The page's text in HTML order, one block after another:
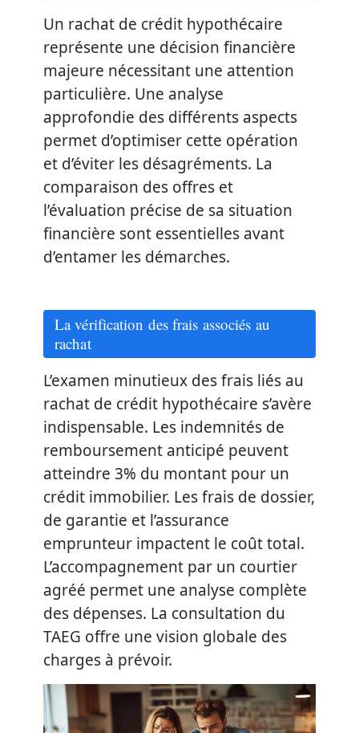
Un rachat de crédit hypothécaire
représente une décision financière
majeure nécessitant une attention
particulière. Une analyse
approfondie des différents aspects
permet d’optimiser cette opération
et d’éviter les désagréments. La
comparaison des offres et
l’évaluation précise de sa situation
financière sont essentielles avant
d’entamer les démarches.
La vérification des frais associés au
rachat
L’examen minutieux des frais liés au
rachat de crédit hypothécaire s’avère
indispensable. Les indemnités de
remboursement anticipé peuvent
atteindre 3% du montant pour un
crédit immobilier. Les frais de dossier,
de garantie et l’assurance
emprunteur impactent le coût total.
L’accompagnement par un courtier
agréé permet une analyse complète
des dépenses. La consultation du
TAEG offre une vision globale des
charges à prévoir.